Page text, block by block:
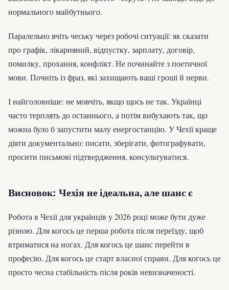
нормального майбутнього.
Паралельно вчіть чеську через робочі ситуації: як сказати
про графік, лікарняний, відпустку, зарплату, договір,
помилку, прохання, конфлікт. Не починайте з поетичної
мови. Почніть із фраз, які захищають ваші гроші й нерви.
І найголовніше: не мовчіть, якщо щось не так. Українці
часто терплять до останнього, а потім вибухають так, що
можна було б запустити малу енергостанцію. У Чехії краще
діяти документально: писати, зберігати, фотографувати,
просити письмові підтвердження, консультуватися.
Висновок: Чехія не ідеальна, але шанс є
Робота в Чехії для українців у 2026 році може бути дуже
різною. Для когось це перша робота після переїзду, щоб
втриматися на ногах. Для когось це шанс перейти в
професію. Для когось це старт власної справи. Для когось це
просто чесна стабільність після років невизначеності.